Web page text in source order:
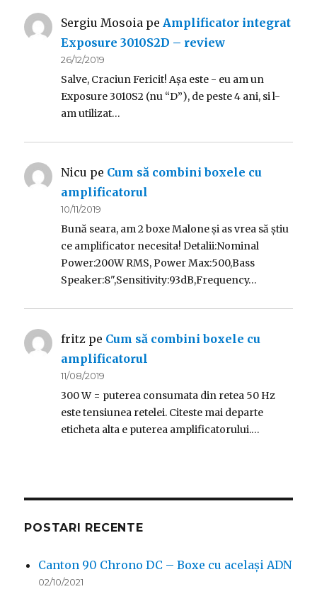
Sergiu Mosoia pe Amplificator integrat
Exposure 3010S2D – review
26/12/2019
Salve, Craciun Fericit! Așa este - eu am un
Exposure 3010S2 (nu “D”), de peste 4 ani, si l-
am utilizat…
Nicu pe Cum să combini boxele cu
amplificatorul
10/11/2019
Bună seara, am 2 boxe Malone și as vrea să știu
ce amplificator necesita! Detalii:Nominal
Power:200W RMS, Power Max:500,Bass
Speaker:8",Sensitivity:93dB,Frequency…
fritz pe Cum să combini boxele cu
amplificatorul
11/08/2019
300 W = puterea consumata din retea 50 Hz
este tensiunea retelei. Citeste mai departe
eticheta alta e puterea amplificatorului.…
POSTARI RECENTE
Canton 90 Chrono DC – Boxe cu același ADN
02/10/2021